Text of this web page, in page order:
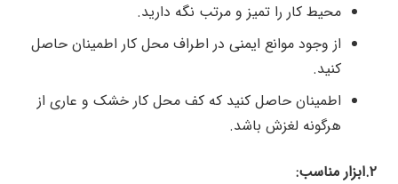
محیط کار را تمیز و مرتب نگه دارید.
از وجود موانع ایمنی در اطراف محل کار اطمینان حاصل
کنید.
اطمینان حاصل کنید که کف محل کار خشک و عاری از
هرگونه لغزش باشد.
۲.ابزار مناسب: